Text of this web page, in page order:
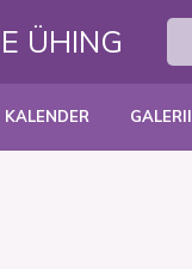
ÜHING
KALENDER GALERII